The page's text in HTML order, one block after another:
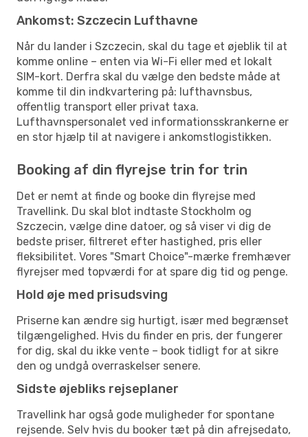
Ankomst: Szczecin Lufthavne
Når du lander i Szczecin, skal du tage et øjeblik til at
komme online – enten via Wi-Fi eller med et lokalt
SIM-kort. Derfra skal du vælge den bedste måde at
komme til din indkvartering på: lufthavnsbus,
offentlig transport eller privat taxa.
Lufthavnspersonalet ved informationsskrankerne er
en stor hjælp til at navigere i ankomstlogistikken.
Booking af din flyrejse trin for trin
Det er nemt at finde og booke din flyrejse med
Travellink. Du skal blot indtaste Stockholm og
Szczecin, vælge dine datoer, og så viser vi dig de
bedste priser, filtreret efter hastighed, pris eller
fleksibilitet. Vores "Smart Choice"-mærke fremhæver
flyrejser med topværdi for at spare dig tid og penge.
Hold øje med prisudsving
Priserne kan ændre sig hurtigt, især med begrænset
tilgængelighed. Hvis du finder en pris, der fungerer
for dig, skal du ikke vente – book tidligt for at sikre
den og undgå overraskelser senere.
Sidste øjebliks rejseplaner
Travellink har også gode muligheder for spontane
rejsende. Selv hvis du booker tæt på din afrejsedato,